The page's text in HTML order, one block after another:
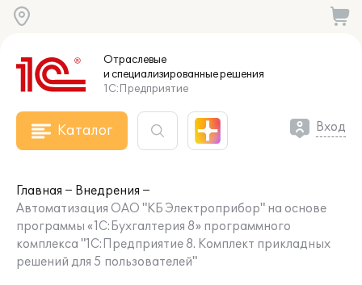
Отраслевые
и специализированныерешения
1С:Предприятие
Каталог Вход
Главная
Внедрения
Автоматизация ОАО "КБ Электроприбор" на основе
программы «1С:Бухгалтерия 8» программного
комплекса "1С:Предприятие 8. Комплект прикладных
решений для 5 пользователей"